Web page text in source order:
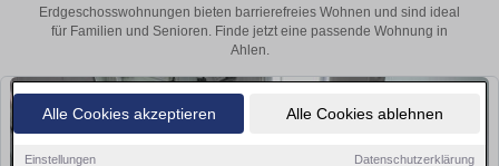
Alle Cookies akzeptieren Alle Cookies ablehnen
Einstellungen Datenschutzerklärung
Erdgeschosswohnungen bieten barrierefreies Wohnen und sind ideal
für Familien und Senioren. Finde jetzt eine passende Wohnung in
Ahlen.